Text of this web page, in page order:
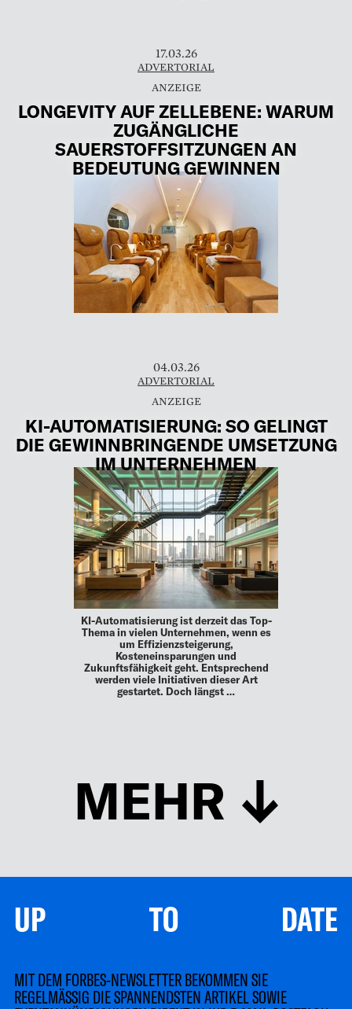
17.03.26
ADVERTORIAL
LONGEVITY AUF ZELLEBENE: WARUM
ZUGÄNGLICHE
SAUERSTOFFSITZUNGEN AN
BEDEUTUNG GEWINNEN
04.03.26
ADVERTORIAL
KI-AUTOMATISIERUNG: SO GELINGT
DIE GEWINNBRINGENDE UMSETZUNG
IM UNTERNEHMEN
KI-Automatisierung ist derzeit das Top-
Thema in vielen Unternehmen, wenn es
um Effizienzsteigerung,
Kosteneinsparungen und
Zukunftsfähigkeit geht. Entsprechend
werden viele Initiativen dieser Art
gestartet. Doch längst …
MEHR
UP TO DATE
MIT DEM FORBES-NEWSLETTER BEKOMMEN SIE
REGELMÄSSIG DIE SPANNENDSTEN ARTIKEL SOWIE